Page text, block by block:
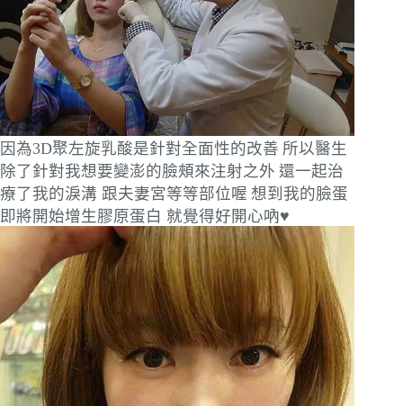
因為3D聚左旋乳酸是針對全面性的改善 所以醫生
除了針對我想要變澎的臉頰來注射之外 還一起治
療了我的淚溝 跟夫妻宮等等部位喔 想到我的臉蛋
即將開始增生膠原蛋白 就覺得好開心吶♥